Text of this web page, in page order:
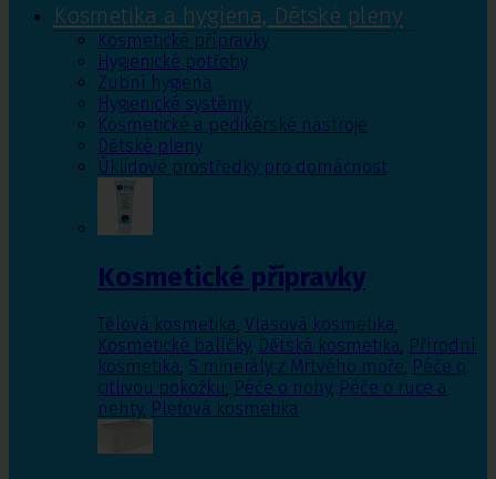
Kosmetika a hygiena, Dětské pleny
Kosmetické přípravky
Hygienické potřeby
Zubní hygiena
Hygienické systémy
Kosmetické a pedikérské nástroje
Dětské pleny
Úklidové prostředky pro domácnost
Kosmetické přípravky
Tělová kosmetika, Vlasová kosmetika,
Kosmetické balíčky, Dětská kosmetika, Přírodní
kosmetika, S minerály z Mrtvého moře, Péče o
citlivou pokožku, Péče o nohy, Péče o ruce a
nehty, Pleťová kosmetika